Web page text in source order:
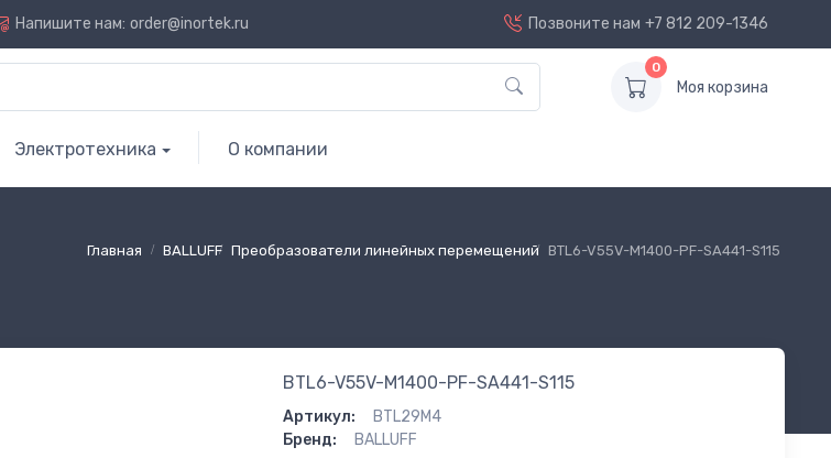
Напишите нам: order@inortek.ru Позвоните нам +7 812 209-1346
0
Моя корзина
Электротехника О компании
Главная BALLUFF Преобразователи линейных перемещений BTL6-V55V-M1400-PF-SA441-S115
BTL6-V55V-M1400-PF-SA441-S115
Артикул:
BTL29M4
Бренд:
BALLUFF